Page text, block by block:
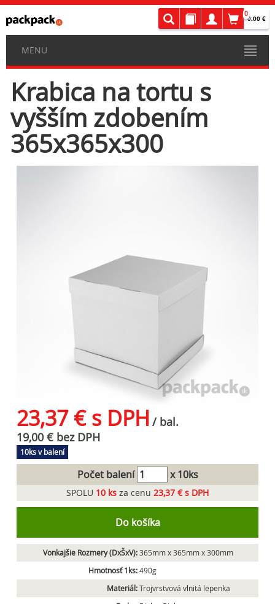
0
0.00 €
MENU
Krabica na tortu s
vyšším zdobením
365x365x300
23,37 € s DPH / bal.
19,00 € bez DPH
10ks v balení
Počet balení x 10ks
SPOLU 10 ks za cenu 23,37 € s DPH
Do košíka
Vonkajšie Rozmery (DxŠxV):365mm x 365mm x 300mm
Hmotnosť 1ks:490g
Materiál:Trojvrstvová vlnitá lepenka